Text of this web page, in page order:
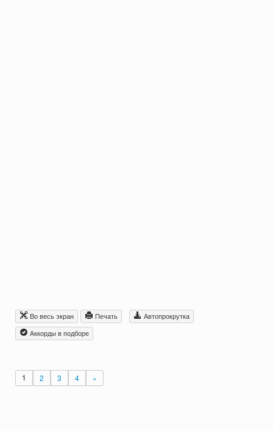
Во весь экран Печать
Автопрокрутка
Aккорды в подборе
1 2 3 4 »